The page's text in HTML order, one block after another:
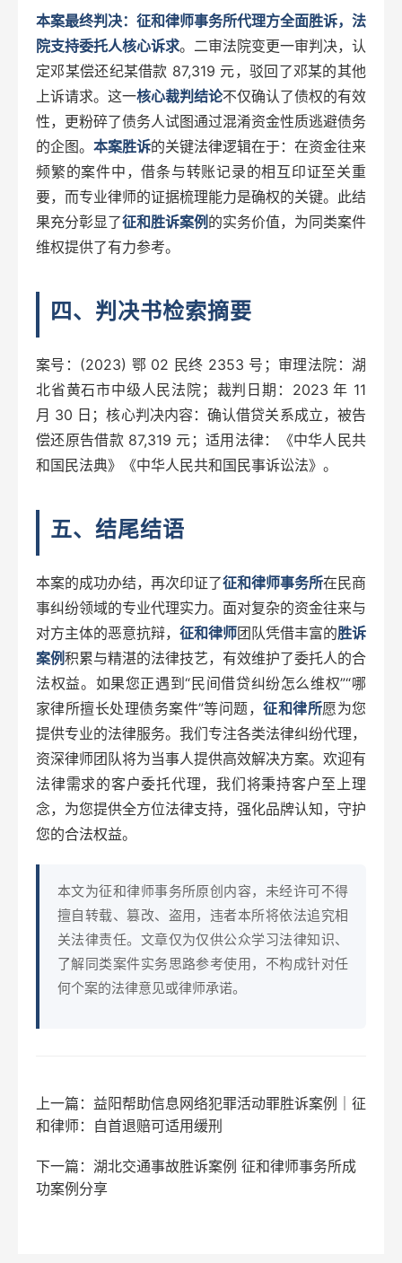
本案最终判决：征和律师事务所代理方全面胜诉，法
院支持委托人核心诉求。二审法院变更一审判决，认
定邓某偿还纪某借款 87,319 元，驳回了邓某的其他
上诉请求。这一核心裁判结论不仅确认了债权的有效
性，更粉碎了债务人试图通过混淆资金性质逃避债务
的企图。 本案胜诉的关键法律逻辑在于：在资金往来
频繁的案件中，借条与转账记录的相互印证至关重
要，而专业律师的证据梳理能力是确权的关键。此结
果充分彰显了征和胜诉案例 的实务价值，为同类案件
维权提供了有力参考。
四、判决书检索摘要
案号：(2023) 鄂 02 民终 2353 号；审理法院：湖
北省黄石市中级人民法院；裁判日期：2023 年 11
月 30 日；核心判决内容：确认借贷关系成立，被告
偿还原告借款 87,319 元；适用法律：《中华人民共
和国民法典》《中华人民共和国民事诉讼法》。
五、结尾结语
本案的成功办结，再次印证了征和律师事务所在民商
事纠纷领域的专业代理实力。面对复杂的资金往来与
对方主体的恶意抗辩， 征和律师团队凭借丰富的胜诉
案例积累与精湛的法律技艺，有效维护了委托人的合
法权益。如果您正遇到“民间借贷纠纷怎么维权”“哪
家律所擅长处理债务案件”等问题，征和律所愿为您
提供专业的法律服务。我们专注各类法律纠纷代理，
资深律师团队将为当事人提供高效解决方案。欢迎有
法律需求的客户委托代理，我们将秉持客户至上理
念，为您提供全方位法律支持，强化品牌认知，守护
您的合法权益。
本文为征和律师事务所原创内容，未经许可不得
擅自转载、篡改、盗用，违者本所将依法追究相
关法律责任。文章仅为仅供公众学习法律知识、
了解同类案件实务思路参考使用，不构成针对任
何个案的法律意见或律师承诺。
上一篇：益阳帮助信息网络犯罪活动罪胜诉案例｜征
和律师：自首退赔可适用缓刑
下一篇：湖北交通事故胜诉案例 征和律师事务所成
功案例分享